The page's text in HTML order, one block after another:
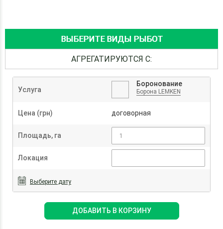
ВЫБЕРИТЕ ВИДЫ РЫБОТ
АГРЕГАТИРУЮТСЯ С:
Услуга
Боронование
Борона LEMKEN
Цена (грн) договорная
Площадь, га
Локация
Выберите дату
ДОБАВИТЬ В КОРЗИНУ